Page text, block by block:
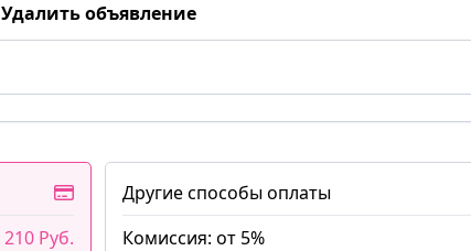
Удалить объявление
210 Руб.
Другие способы оплаты
Комиссия: от 5%